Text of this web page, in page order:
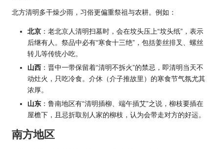
北方清明多干燥少雨，习俗更偏重祭祖与农耕。例如：
北京 ：老北京人清明扫墓时，会在坟头压上“坟头纸”，表示
后继有人。祭品中必有“寒食十三绝”，包括姜丝排叉、螺丝
转儿等传统小吃。
山西 ：晋中一带保留着“清明不拆火”的禁忌，即清明当天不
动灶火，只吃冷食。介休（介子推故里）的寒食节气氛尤其
浓厚。
山东 ：鲁南地区有“清明插柳、端午插艾”之说，柳枝要插在
屋檐下，且忌折取别人家的柳枝，认为会带走对方的好运。
南方地区